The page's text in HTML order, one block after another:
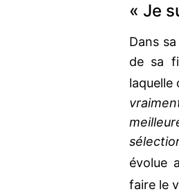
« Je
Dans
de sa
laquelle
évolue
faire le